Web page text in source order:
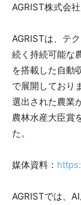
AGRIST株式会社
AGRISTは、テ
続く持続可能な
を搭載した自動
で展開しており
選出された農業
農林水産大臣賞
た。
媒体資料：
AGRISTでは、